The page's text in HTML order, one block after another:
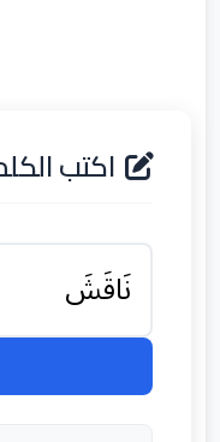
اكتب